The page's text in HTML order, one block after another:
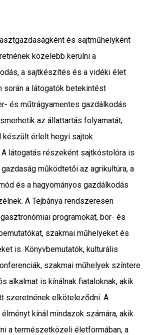
és sajtműhelyként
közelebb kerülni a
a sajtkészítés és a vidéki élet
során a látogatók betekintést
és műtrágyamentes gazdálkodás
az állattartás folyamatát,
készült érlelt hegyi sajtok
látogatás részeként sajtkóstolóra is
működtetői az agrikultúra, a
és a hagyományos gazdálkodás
A Tejbánya rendszeresen
programokat, bor- és
szakmai műhelyeket és
is. Könyvbemutatók, kulturális
szakmai műhelyek színtere
alkalmat is kínálnak fiataloknak, akik
szeretnének elköteleződni. A
kínál mindazok számára, akik
a természetközeli életformában, a